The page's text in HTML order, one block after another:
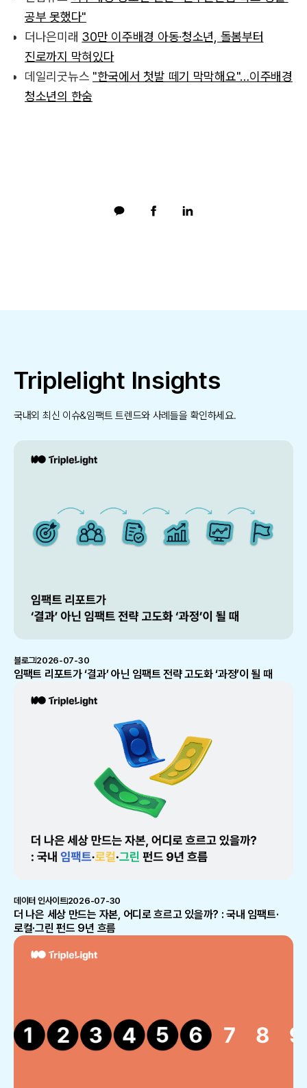
공부 못했다"
더나은미래 30만 이주배경 아동·청소년, 돌봄부터
진로까지 막혀있다
데일리굿뉴스 "한국에서 첫발 떼기 막막해요"…이주배경
청소년의 한숨
Triplelight Insights
국내외 최신 이슈&임팩트 트렌드와 사례들을 확인하세요.
블로그2026-07-30
임팩트 리포트가 ‘결과’ 아닌 임팩트 전략 고도화 ‘과정’이 될 때
데이터 인사이트2026-07-30
더 나은 세상 만드는 자본, 어디로 흐르고 있을까? : 국내 임팩트·
로컬·그린 펀드 9년 흐름